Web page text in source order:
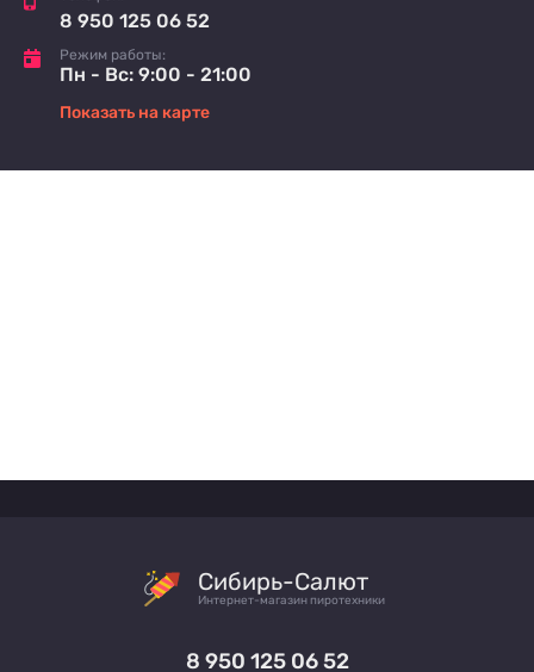
8 950 125 06 52
Режим работы:
Пн - Вс: 9:00 - 21:00
Показать на карте
Сибирь-Салют
Интернет-магазин пиротехники
8 950 125 06 52